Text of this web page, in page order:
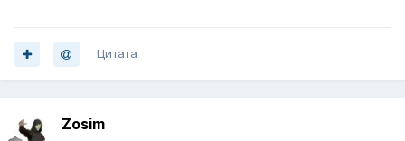
Цитата
Zosim